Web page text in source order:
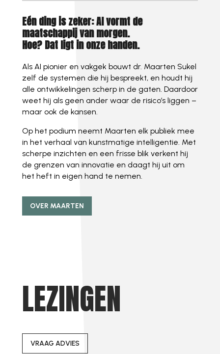
Eén ding is zeker: AI vormt de
maatschappij van morgen.
Hoe? Dat ligt in onze handen.
Als AI pionier en vakgek bouwt dr. Maarten Sukel
zelf de systemen die hij bespreekt, en houdt hij
alle ontwikkelingen scherp in de gaten. Daardoor
weet hij als geen ander waar de risico’s liggen –
maar ook de kansen.
Op het podium neemt Maarten elk publiek mee
in het verhaal van kunstmatige intelligentie. Met
scherpe inzichten en een frisse blik verkent hij
de grenzen van innovatie en daagt hij uit om
het heft in eigen hand te nemen.
OVER MAARTEN
LEZINGEN
VRAAG ADVIES